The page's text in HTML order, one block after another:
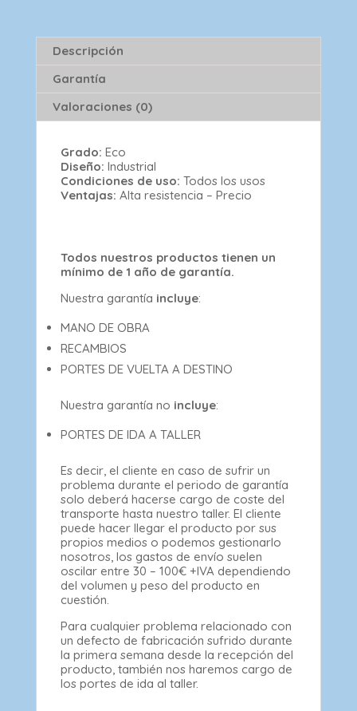
Descripción
Garantía
Valoraciones (0)
Grado: Eco
Diseño: Industrial
Condiciones de uso: Todos los usos
Ventajas: Alta resistencia – Precio
Todos nuestros productos tienen un
mínimo de 1 año de garantía.
Nuestra garantía incluye:
MANO DE OBRA
RECAMBIOS
PORTES DE VUELTA A DESTINO
Nuestra garantía no incluye:
PORTES DE IDA A TALLER
Es decir, el cliente en caso de sufrir un
problema durante el periodo de garantía
solo deberá hacerse cargo de coste del
transporte hasta nuestro taller. El cliente
puede hacer llegar el producto por sus
propios medios o podemos gestionarlo
nosotros, los gastos de envío suelen
oscilar entre 30 – 100€ +IVA dependiendo
del volumen y peso del producto en
cuestión.
Para cualquier problema relacionado con
un defecto de fabricación sufrido durante
la primera semana desde la recepción del
producto, también nos haremos cargo de
los portes de ida al taller.